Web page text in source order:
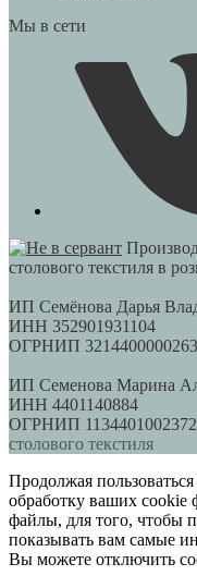
Мы в сети
столового текстиля в
ИП Семёнова Дарья
ИНН 352901931104
ОГРНИП
ИП Семенова Марина
ИНН 4401140884
ОГРНИП 1134401002372
столового текстиля
Продолжая
обработку ваших
файлы, для того, чтобы
показывать вам самые
Вы можете отключить